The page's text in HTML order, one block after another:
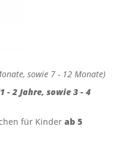
sowie 7 - 12 Monate)
- 2 Jahre, sowie 3 - 4
für Kinder ab 5